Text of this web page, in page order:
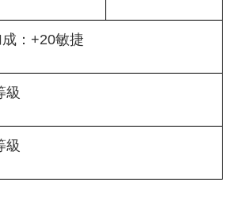
：+20敏捷
級
級